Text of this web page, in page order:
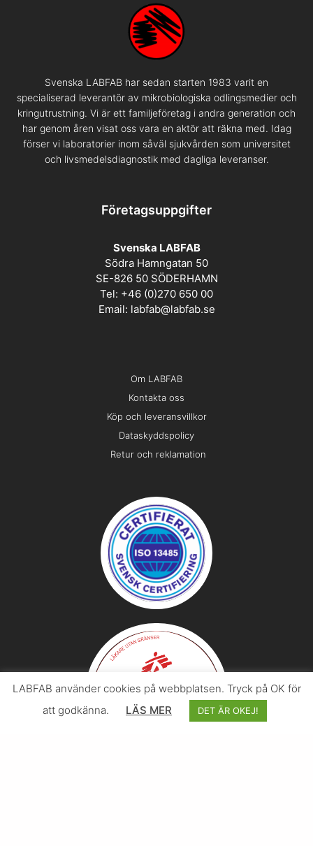
Svenska LABFAB har sedan starten 1983 varit en
specialiserad leverantör av mikrobiologiska odlingsmedier och
kringutrustning. Vi är ett familjeföretag i andra generation och
har genom åren visat oss vara en aktör att räkna med. Idag
förser vi laboratorier inom såväl sjukvården som universitet
och livsmedelsdiagnostik med dagliga leveranser.
Företagsuppgifter
Svenska LABFAB
Södra Hamngatan 50
SE-826 50 SÖDERHAMN
Tel: +46 (0)270 650 00
Email: labfab@labfab.se
Om LABFAB
Kontakta oss
Köp och leveransvillkor
Dataskyddspolicy
Retur och reklamation
LABFAB använder cookies på webbplatsen. Tryck på OK för
att godkänna.
LÄS MER DET ÄR OKEJ!